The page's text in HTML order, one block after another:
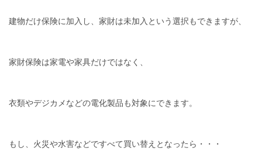
建物だけ保険に加入し、家財は未加入という選択もできますが、
家財保険は家電や家具だけではなく、
衣類やデジカメなどの電化製品も対象にできます。
もし、火災や水害などですべて買い替えとなったら・・・